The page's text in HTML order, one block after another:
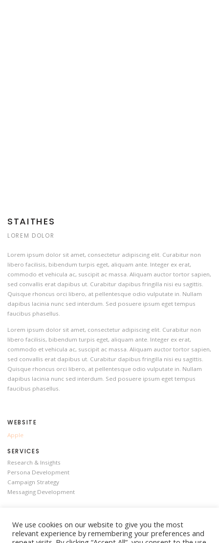
STAITHES
LOREM DOLOR
Lorem ipsum dolor sit amet, consectetur adipiscing elit. Curabitur non
libero facilisis, bibendum turpis eget, aliquam ante. Integer ex erat,
commodo et vehicula ac, suscipit ac massa. Aliquam auctor tortor sapien,
sed convallis erat dapibus ut. Curabitur dapibus fringilla nisi eu sagittis.
Quisque rhoncus orci libero, at pellentesque odio vulputate in. Nullam
dapibus lacinia nunc sed interdum. Sed posuere ipsum eget tempus
faucibus phasellus.
Lorem ipsum dolor sit amet, consectetur adipiscing elit. Curabitur non
libero facilisis, bibendum turpis eget, aliquam ante. Integer ex erat,
commodo et vehicula ac, suscipit ac massa. Aliquam auctor tortor sapien,
sed convallis erat dapibus ut. Curabitur dapibus fringilla nisi eu sagittis.
Quisque rhoncus orci libero, at pellentesque odio vulputate in. Nullam
dapibus lacinia nunc sed interdum. Sed posuere ipsum eget tempus
faucibus phasellus.
WEBSITE
Apple
SERVICES
Research & Insights
Persona Development
Campaign Strategy
Messaging Development
We use cookies on our website to give you the most
relevant experience by remembering your preferences and